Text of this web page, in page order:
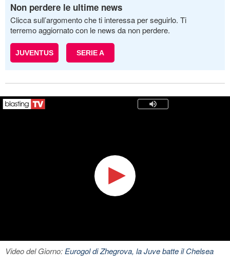
Non perdere le ultime news
Clicca sull’argomento che ti interessa per seguirlo. Ti
terremo aggiornato con le news da non perdere.
JUVENTUS SERIE A
Video del Giorno:Eurogol di Zhegrova, la Juve batte il Chelsea